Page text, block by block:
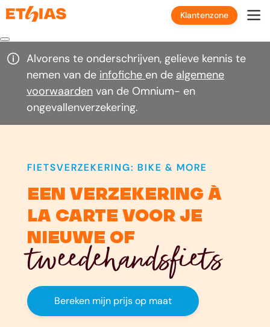
Klantenzone
Alvorens te onderschrijven, gelieve kennis te
nemen van de infofiche en de algemene
voorwaarden van de Omnium- en
ongevallenverzekering.
FIETSVERZEKERING: BIKE & MORE
een verzekering à
la carte voor je
nieuwe of
tweedehandsfiets
Bereken mijn prijs op maat